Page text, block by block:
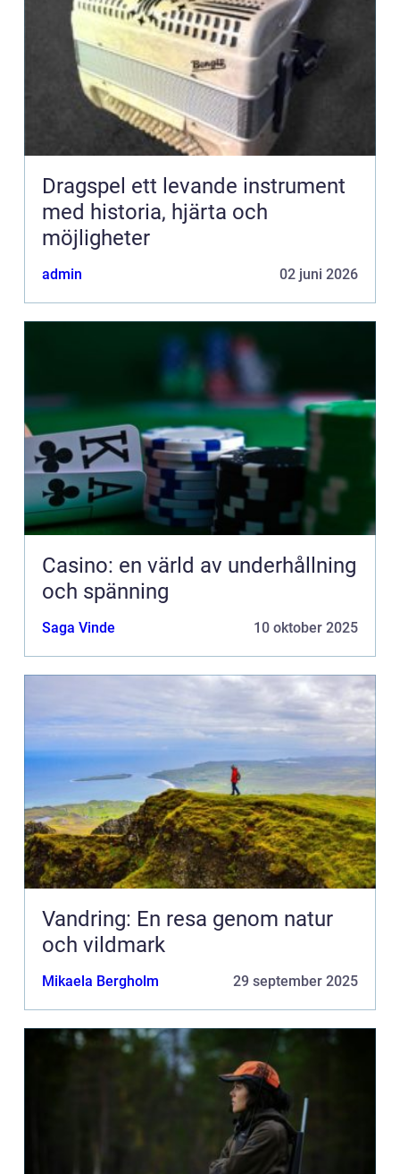
Dragspel ett levande instrument
med historia, hjärta och
möjligheter
admin 02 juni 2026
Casino: en värld av underhållning
och spänning
Saga Vinde 10 oktober 2025
Vandring: En resa genom natur
och vildmark
Mikaela Bergholm 29 september 2025